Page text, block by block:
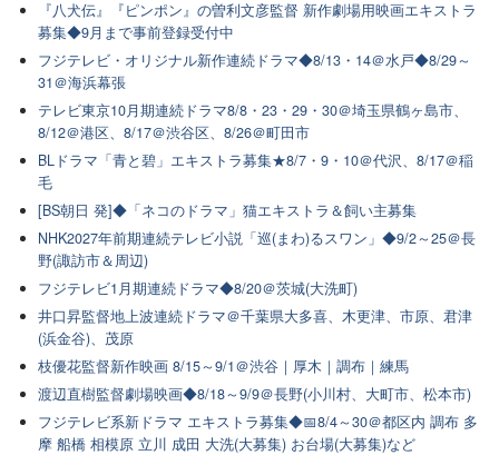
『八犬伝』『ピンポン』の曽利文彦監督 新作劇場用映画エキストラ
募集◆9月まで事前登録受付中
フジテレビ・オリジナル新作連続ドラマ◆8/13・14＠水戸◆8/29～
31＠海浜幕張
テレビ東京10月期連続ドラマ8/8・23・29・30＠埼玉県鶴ヶ島市、
8/12＠港区、8/17＠渋谷区、8/26＠町田市
BLドラマ「青と碧」エキストラ募集★8/7・9・10＠代沢、8/17＠稲
毛
[BS朝日 発]◆「ネコのドラマ」猫エキストラ＆飼い主募集
NHK2027年前期連続テレビ小説「巡(まわ)るスワン」◆9/2～25＠長
野(諏訪市＆周辺)
フジテレビ1月期連続ドラマ◆8/20＠茨城(大洗町)
井口昇監督地上波連続ドラマ＠千葉県大多喜、木更津、市原、君津
(浜金谷)、茂原
枝優花監督新作映画 8/15～9/1＠渋谷｜厚木｜調布｜練馬
渡辺直樹監督劇場映画◆8/18～9/9＠長野(小川村、大町市、松本市)
フジテレビ系新ドラマ エキストラ募集◆📅8/4～30＠都区内 調布 多
摩 船橋 相模原 立川 成田 大洗(大募集) お台場(大募集)など